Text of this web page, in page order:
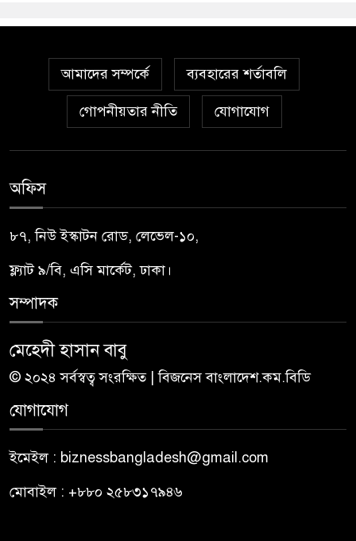
আমাদের সম্পর্কে ব্যবহারের শর্তাবলি
গোপনীয়তার নীতি যোগাযোগ
অফিস
৮৭, নিউ ইস্কাটন রোড, লেভেল-১০,
ফ্ল্যাট ৯/বি, এসি মার্কেট, ঢাকা।
সম্পাদক
মেহেদী হাসান বাবু
© ২০২৪ সর্বস্বত্ব সংরক্ষিত | বিজনেস বাংলাদেশ.কম.বিডি
যোগাযোগ
ইমেইল : biznessbangladesh@gmail.com
মোবাইল : +৮৮০ ২৫৮৩১৭৯৪৬